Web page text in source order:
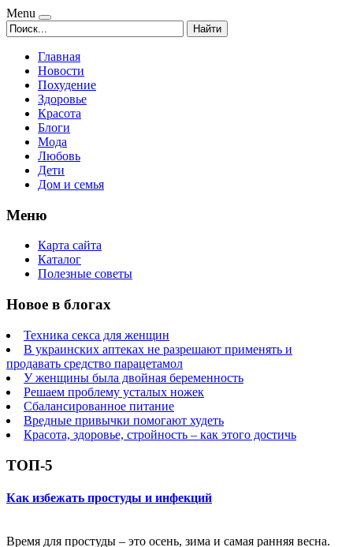
Menu
Найти
Главная
Новости
Похудение
Здоровье
Красота
Блоги
Мода
Любовь
Дети
Дом и семья
Меню
Карта сайта
Каталог
Полезные советы
Новое в блогах
Техника секса для женщин
В украинских аптеках не разрешают применять и
продавать средство парацетамол
У женщины была двойная беременность
Решаем проблему усталых ножек
Сбалансированное питание
Вредные привычки помогают худеть
Красота, здоровье, стройность – как этого достичь
ТОП-5
Как избежать простуды и инфекций
Время для простуды – это осень, зима и самая ранняя весна.